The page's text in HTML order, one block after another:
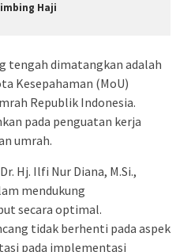
Haji
tengah dimatangkan adalah
Kesepahaman (MoU)
Republik Indonesia.
pada penguatan kerja
umrah.
Hj. Ilfi Nur Diana, M.Si.,
mendukung
secara optimal.
tidak berhenti pada aspek
pada implementasi